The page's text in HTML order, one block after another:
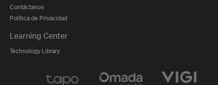
Contáctanos
Política de Privacidad
Learning Center
Technology Library